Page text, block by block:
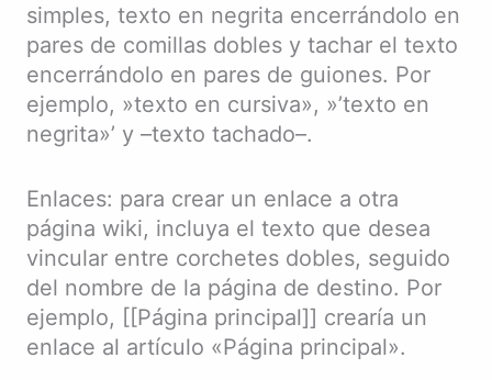
simples, texto en negrita encerrándolo en
pares de comillas dobles y tachar el texto
encerrándolo en pares de guiones. Por
ejemplo, »texto en cursiva», »’texto en
negrita»’ y –texto tachado–.
Enlaces: para crear un enlace a otra
página wiki, incluya el texto que desea
vincular entre corchetes dobles, seguido
del nombre de la página de destino. Por
ejemplo, [[Página principal]] crearía un
enlace al artículo «Página principal».